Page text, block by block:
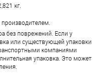
кг.
без поврежений. Если у
или существующей упаковки
компаниями
упаковка. Это может